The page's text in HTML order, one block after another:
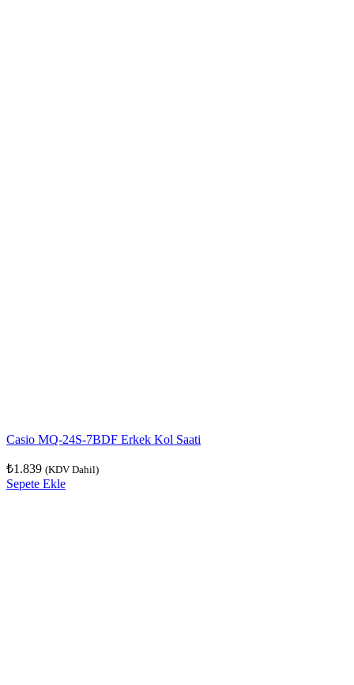
Casio MQ-24S-7BDF Erkek Kol Saati
₺1.839 (KDV Dahil)
Sepete Ekle